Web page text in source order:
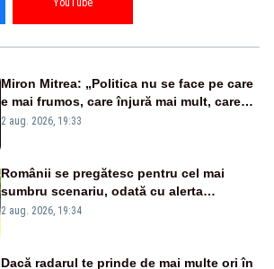
Miron Mitrea: „Politica nu se face pe care
e mai frumos, care înjură mai mult, care
țipă mai tare, ci pe proiecte”
2 aug. 2026, 19:33
Românii se pregătesc pentru cel mai
sumbru scenariu, odată cu alerta
energetică
2 aug. 2026, 19:34
Dacă radarul te prinde de mai multe ori în